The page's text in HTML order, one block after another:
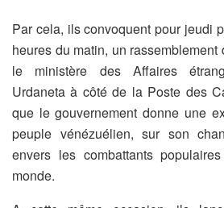
Par cela, ils convoquent pour jeudi
heures du matin, un
le ministère des Affaires
Urdaneta à côté de la Poste des
que le gouvernement donne une
peuple vénézuélien, sur son
envers les combattants
monde.